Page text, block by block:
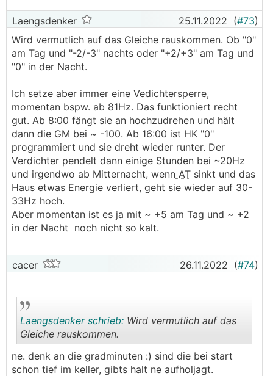
Laengsdenker 25.11.2022 (#73)
Wird vermutlich auf das Gleiche rauskommen. Ob "0"
am Tag und "-2/-3" nachts oder "+2/+3" am Tag und
"0" in der Nacht.
Ich setze aber immer eine Vedichtersperre,
momentan bspw. ab 81Hz. Das funktioniert recht
gut. Ab 8:00 fängt sie an hochzudrehen und hält
dann die GM bei ~ -100. Ab 16:00 ist HK "0"
programmiert und sie dreht wieder runter. Der
Verdichter pendelt dann einige Stunden bei ~20Hz
und irgendwo ab Mitternacht, wenn AT sinkt und das
Haus etwas Energie verliert, geht sie wieder auf 30-
33Hz hoch.
Aber momentan ist es ja mit ~ +5 am Tag und ~ +2
in der Nacht noch nicht so kalt.
cacer 26.11.2022 (#74)
..
Laengsdenker schrieb: Wird vermutlich auf das
Gleiche rauskommen.
ne. denk an die gradminuten :) sind die bei start
schon tief im keller, gibts halt ne aufholjagt.